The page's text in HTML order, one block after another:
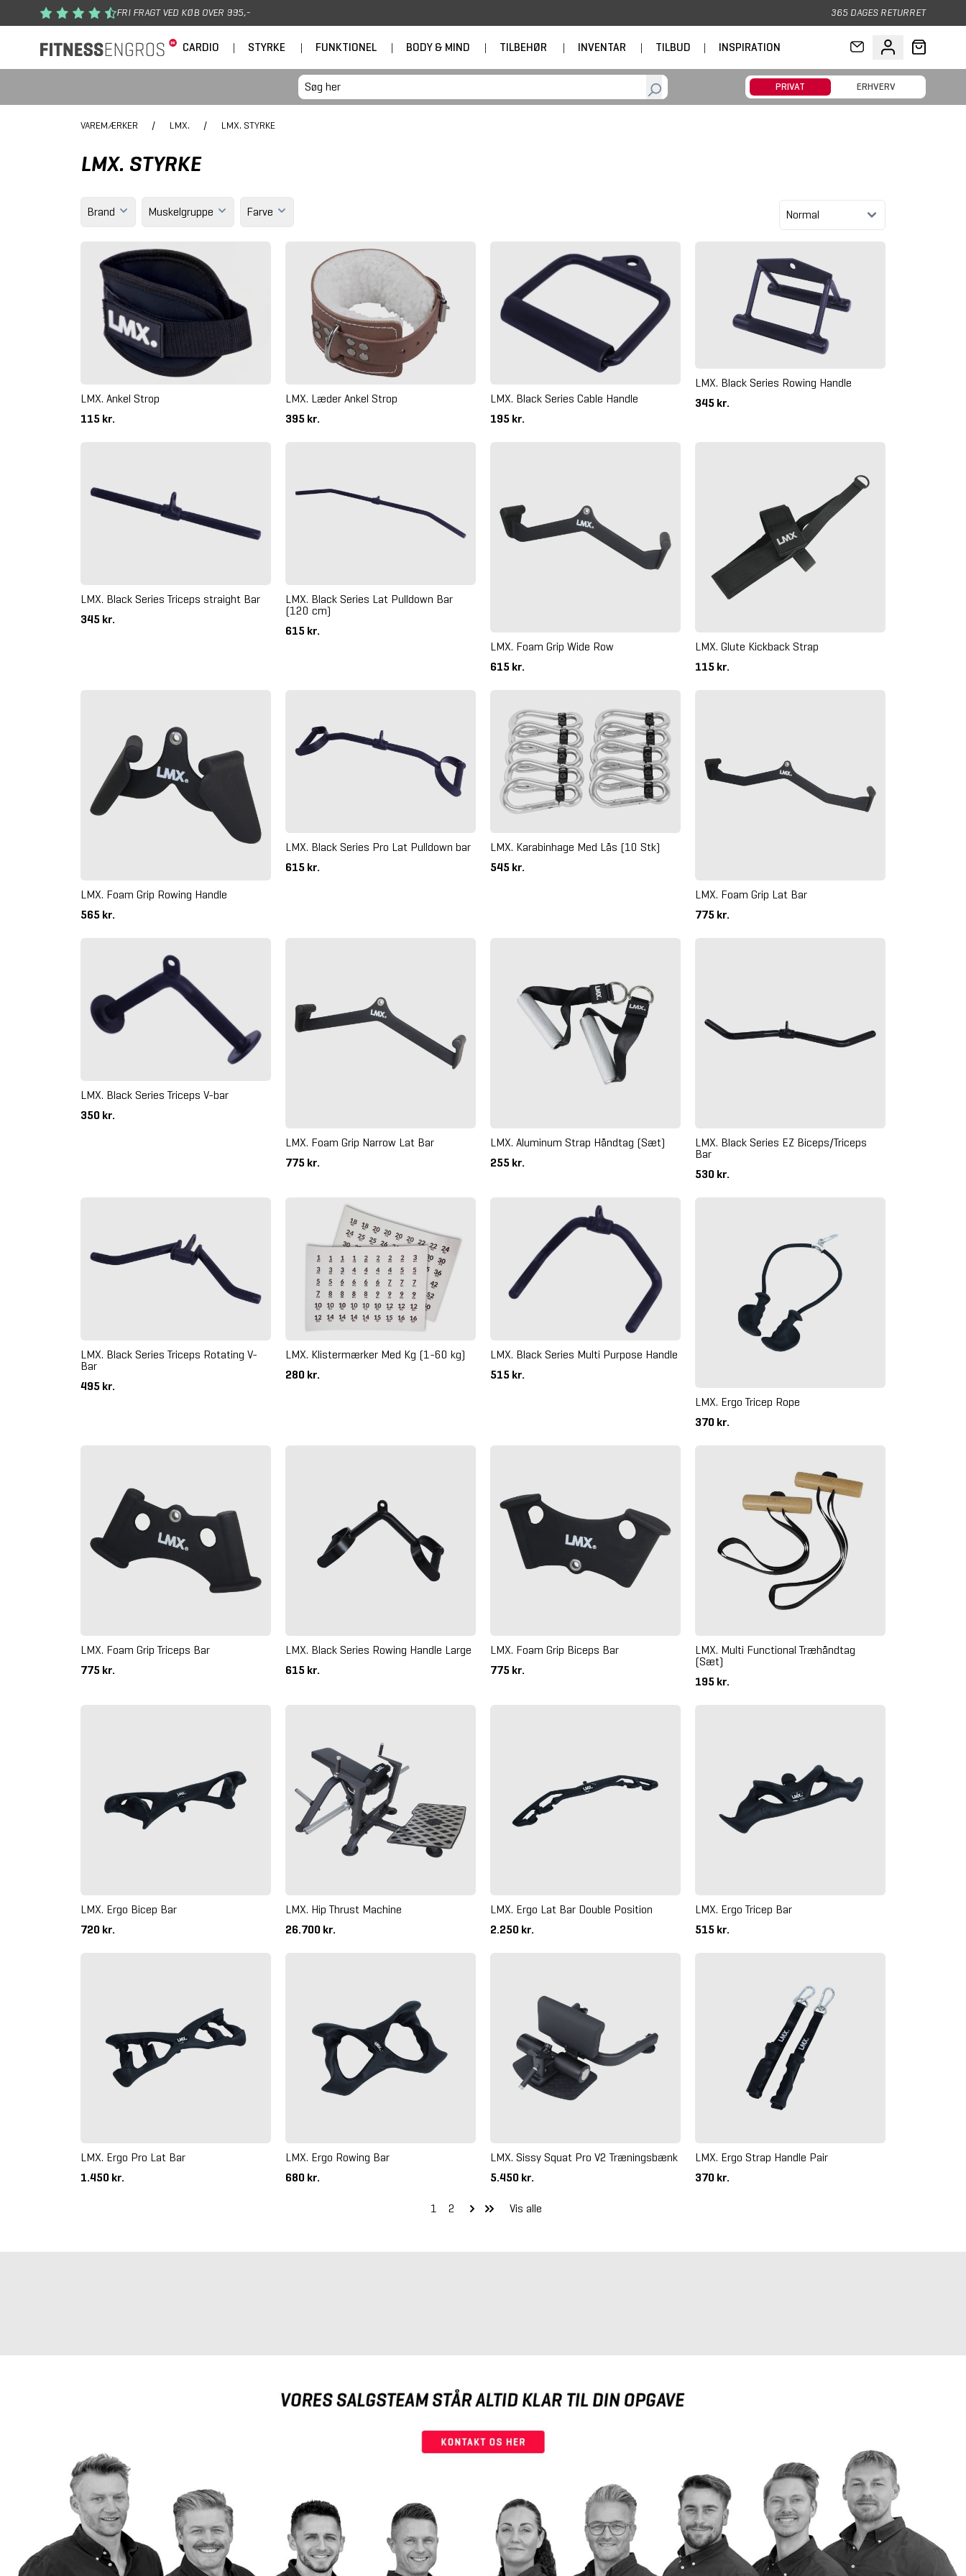
Gå til hovedindhold FRI FRAGT VED KØB OVER 995,- 365 DAGES RETURRET
CARDIO | STYRKE | FUNKTIONEL | BODY & MIND | TILBEHØR | INVENTAR | TILBUD | INSPIRATION
PRIVAT ERHVERV
VAREMÆRKER / LMX. / LMX. STYRKE
LMX. STYRKE
Brand Muskelgruppe Farve
LMX. Ankel Strop
115 kr.
LMX. Læder Ankel Strop
395 kr.
LMX. Black Series Cable Handle
195 kr.
LMX. Black Series Rowing Handle
345 kr.
LMX. Black Series Triceps straight Bar
345 kr.
LMX. Black Series Lat Pulldown Bar
(120 cm)
615 kr.
LMX. Foam Grip Wide Row
615 kr.
LMX. Glute Kickback Strap
115 kr.
LMX. Foam Grip Rowing Handle
565 kr.
LMX. Black Series Pro Lat Pulldown bar
615 kr.
LMX. Karabinhage Med Lås (10 Stk)
545 kr.
LMX. Foam Grip Lat Bar
775 kr.
LMX. Black Series Triceps V-bar
350 kr.
LMX. Foam Grip Narrow Lat Bar
775 kr.
LMX. Aluminum Strap Håndtag (Sæt)
255 kr.
LMX. Black Series EZ Biceps/Triceps
Bar
530 kr.
LMX. Black Series Triceps Rotating V-
Bar
495 kr.
LMX. Klistermærker Med Kg (1-60 kg)
280 kr.
LMX. Black Series Multi Purpose Handle
515 kr.
LMX. Ergo Tricep Rope
370 kr.
LMX. Foam Grip Triceps Bar
775 kr.
LMX. Black Series Rowing Handle Large
615 kr.
LMX. Foam Grip Biceps Bar
775 kr.
LMX. Multi Functional Træhåndtag
(Sæt)
195 kr.
LMX. Ergo Bicep Bar
720 kr.
LMX. Hip Thrust Machine
26.700 kr.
LMX. Ergo Lat Bar Double Position
2.250 kr.
LMX. Ergo Tricep Bar
515 kr.
LMX. Ergo Pro Lat Bar
1.450 kr.
LMX. Ergo Rowing Bar
680 kr.
LMX. Sissy Squat Pro V2 Træningsbænk
5.450 kr.
LMX. Ergo Strap Handle Pair
370 kr.
1 2 Vis alle